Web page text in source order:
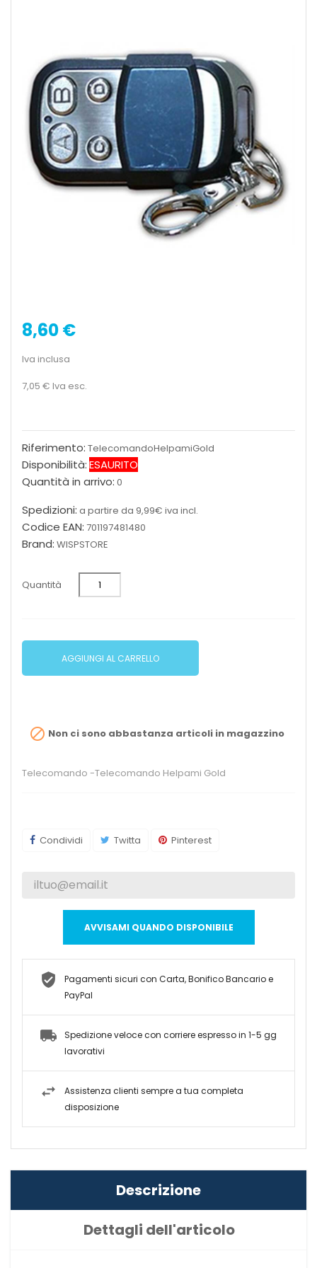
8,60 €
Iva inclusa
7,05 € Iva esc.
Riferimento: TelecomandoHelpamiGold
Disponibilità:ESAURITO
Quantità in arrivo: 0
Spedizioni: a partire da 9,99€ iva incl.
Codice EAN: 701197481480
Brand: WISPSTORE
Quantità
AGGIUNGI AL CARRELLO
 Non ci sono abbastanza articoli in magazzino
Telecomando -Telecomando Helpami Gold
Condividi Twitta Pinterest
AVVISAMI QUANDO DISPONIBILE
Pagamenti sicuri con Carta, Bonifico Bancario e
PayPal
Spedizione veloce con corriere espresso in 1-5 gg
lavorativi
Assistenza clienti sempre a tua completa
disposizione
Descrizione
Dettagli dell'articolo